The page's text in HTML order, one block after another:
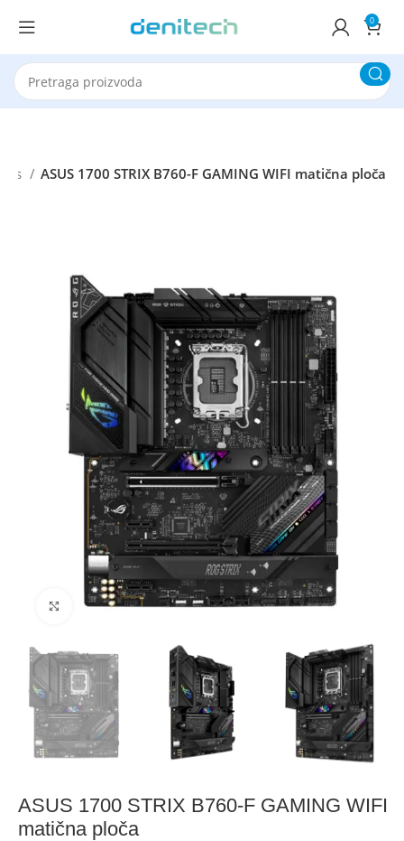
0
ASUS 1700 STRIX B760-F GAMING WIFI matična ploča
Click to enlarge
ASUS 1700 STRIX B760-F GAMING WIFI
matična ploča